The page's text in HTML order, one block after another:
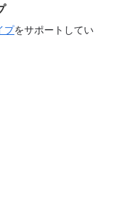
プをサポートしてい